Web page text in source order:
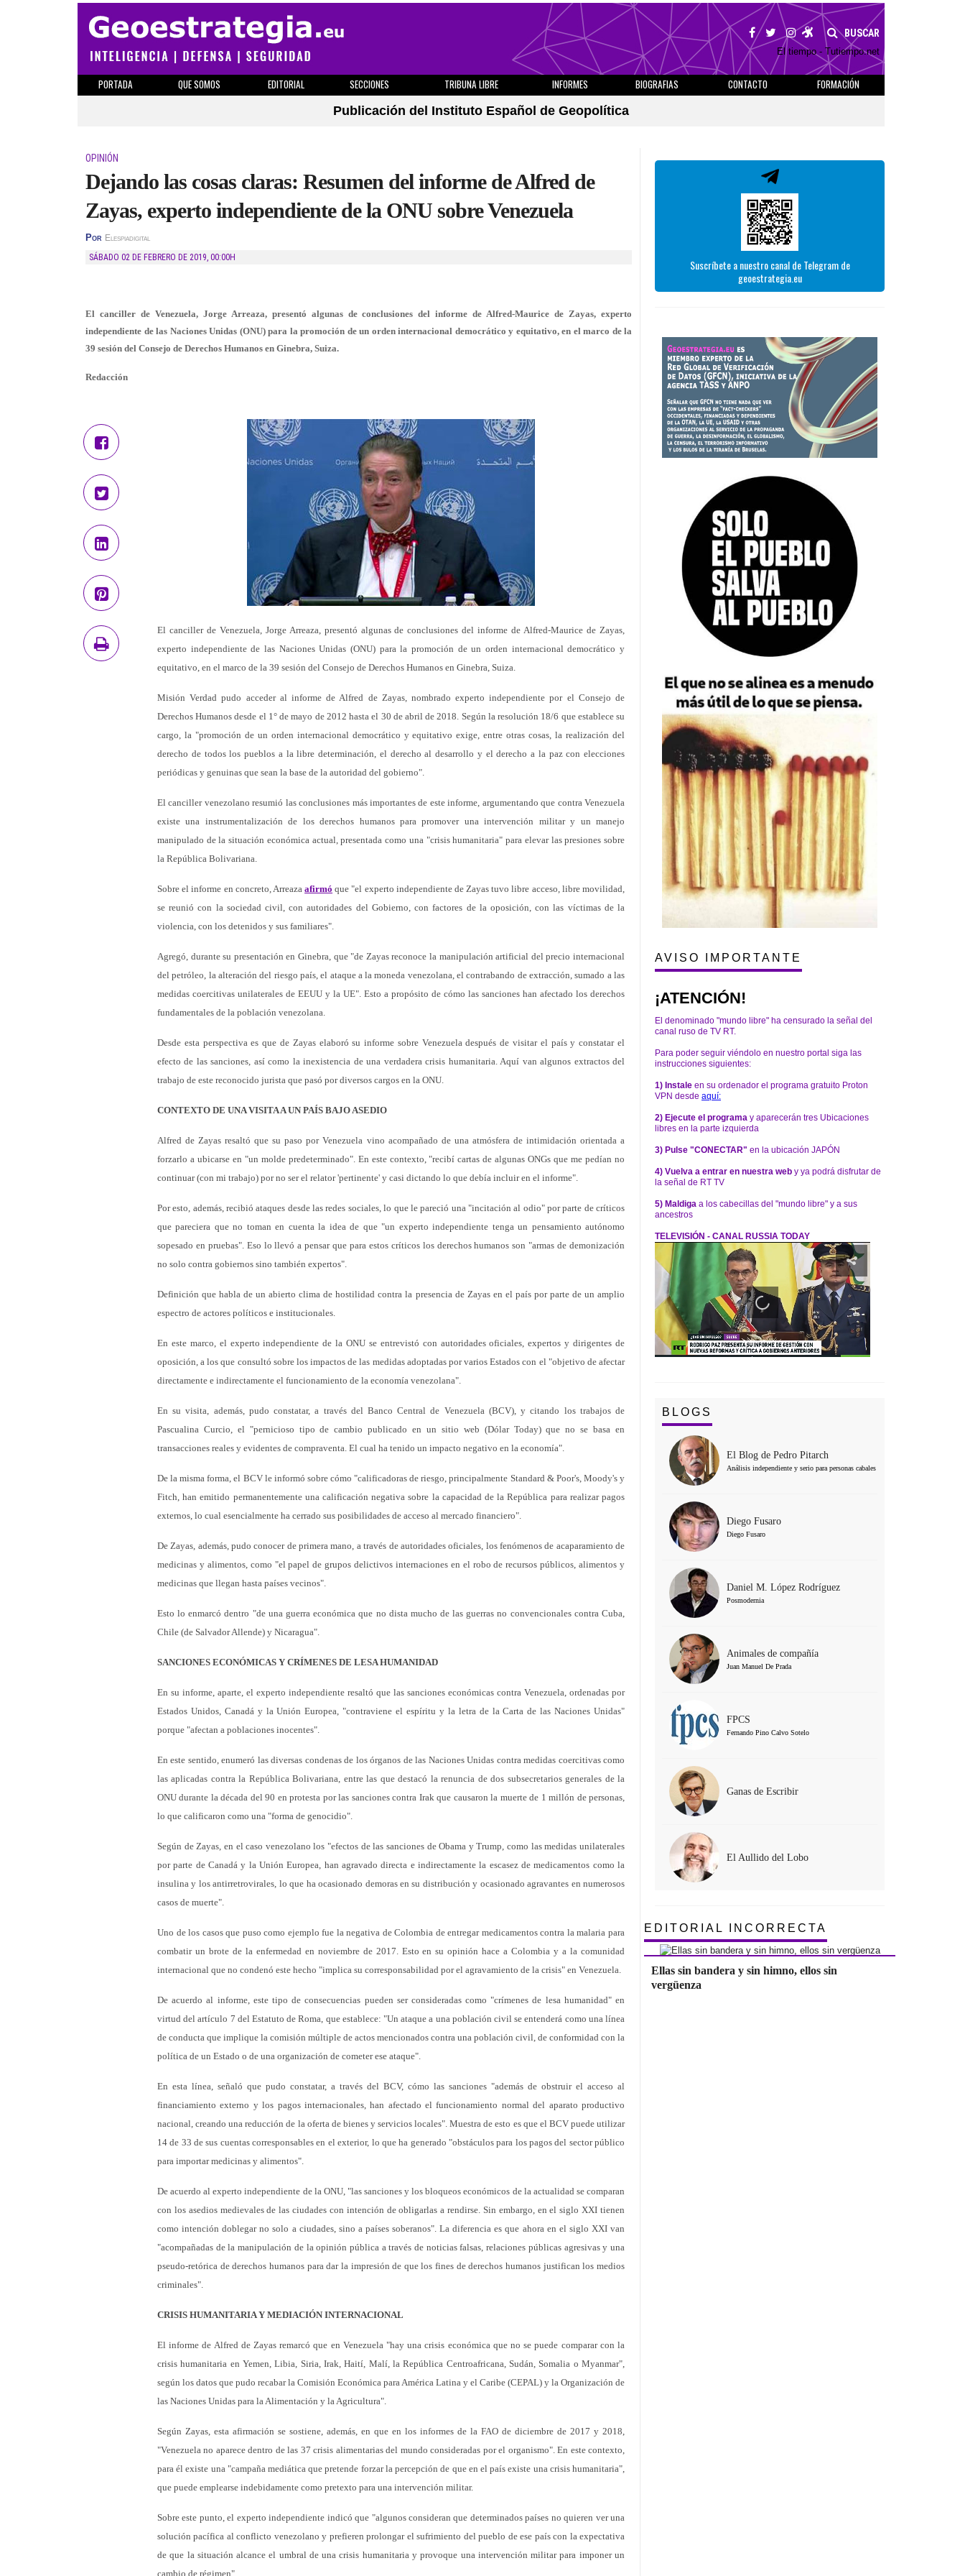
BUSCAR
El tiempo - Tutiempo.net
PORTADA QUE SOMOS EDITORIAL SECCIONES TRIBUNA LIBRE INFORMES BIOGRAFIAS CONTACTO
FORMACIÓN
Publicación del Instituto Español de Geopolítica
OPINIÓN
Dejando las cosas claras: Resumen del informe de Alfred de
Zayas, experto independiente de la ONU sobre Venezuela
Por Elespiadigital
SÁBADO 02 DE FEBRERO DE 2019, 00:00H
El canciller de Venezuela, Jorge Arreaza, presentó algunas de conclusiones del informe de Alfred-Maurice de Zayas, experto
independiente de las Naciones Unidas (ONU) para la promoción de un orden internacional democrático y equitativo, en el marco de la
39 sesión del Consejo de Derechos Humanos en Ginebra, Suiza.
Redacción
El canciller de Venezuela, Jorge Arreaza, presentó algunas de conclusiones del informe de Alfred-Maurice de Zayas,
experto independiente de las Naciones Unidas (ONU) para la promoción de un orden internacional democrático y
equitativo, en el marco de la 39 sesión del Consejo de Derechos Humanos en Ginebra, Suiza.
Misión Verdad pudo acceder al informe de Alfred de Zayas, nombrado experto independiente por el Consejo de
Derechos Humanos desde el 1° de mayo de 2012 hasta el 30 de abril de 2018. Según la resolución 18/6 que establece su
cargo, la "promoción de un orden internacional democrático y equitativo exige, entre otras cosas, la realización del
derecho de todos los pueblos a la libre determinación, el derecho al desarrollo y el derecho a la paz con elecciones
periódicas y genuinas que sean la base de la autoridad del gobierno".
El canciller venezolano resumió las conclusiones más importantes de este informe, argumentando que contra Venezuela
existe una instrumentalización de los derechos humanos para promover una intervención militar y un manejo
manipulado de la situación económica actual, presentada como una "crisis humanitaria" para elevar las presiones sobre
la República Bolivariana.
Sobre el informe en concreto, Arreazaafirmó que "el experto independiente de Zayas tuvo libre acceso, libre movilidad,
se reunió con la sociedad civil, con autoridades del Gobierno, con factores de la oposición, con las víctimas de la
violencia, con los detenidos y sus familiares".
Agregó, durante su presentación en Ginebra, que "de Zayas reconoce la manipulación artificial del precio internacional
del petróleo, la alteración del riesgo país, el ataque a la moneda venezolana, el contrabando de extracción, sumado a las
medidas coercitivas unilaterales de EEUU y la UE". Esto a propósito de cómo las sanciones han afectado los derechos
fundamentales de la población venezolana.
Desde esta perspectiva es que de Zayas elaboró su informe sobre Venezuela después de visitar el país y constatar el
efecto de las sanciones, así como la inexistencia de una verdadera crisis humanitaria. Aquí van algunos extractos del
trabajo de este reconocido jurista que pasó por diversos cargos en la ONU.
CONTEXTO DE UNA VISITA A UN PAÍS BAJO ASEDIO
Alfred de Zayas resaltó que su paso por Venezuela vino acompañado de una atmósfera de intimidación orientada a
forzarlo a ubicarse en "un molde predeterminado". En este contexto, "recibí cartas de algunas ONGs que me pedían no
continuar (con mi trabajo) por no ser el relator 'pertinente' y casi dictando lo que debía incluir en el informe".
Por esto, además, recibió ataques desde las redes sociales, lo que le pareció una "incitación al odio" por parte de críticos
que pareciera que no toman en cuenta la idea de que "un experto independiente tenga un pensamiento autónomo
sopesado en pruebas". Eso lo llevó a pensar que para estos críticos los derechos humanos son "armas de demonización
no solo contra gobiernos sino también expertos".
Definición que habla de un abierto clima de hostilidad contra la presencia de Zayas en el país por parte de un amplio
espectro de actores políticos e institucionales.
En este marco, el experto independiente de la ONU se entrevistó con autoridades oficiales, expertos y dirigentes de
oposición, a los que consultó sobre los impactos de las medidas adoptadas por varios Estados con el "objetivo de afectar
directamente e indirectamente el funcionamiento de la economía venezolana".
En su visita, además, pudo constatar, a través del Banco Central de Venezuela (BCV), y citando los trabajos de
Pascualina Curcio, el "pernicioso tipo de cambio publicado en un sitio web (Dólar Today) que no se basa en
transacciones reales y evidentes de compraventa. El cual ha tenido un impacto negativo en la economía".
De la misma forma, el BCV le informó sobre cómo "calificadoras de riesgo, principalmente Standard & Poor's, Moody's y
Fitch, han emitido permanentemente una calificación negativa sobre la capacidad de la República para realizar pagos
externos, lo cual esencialmente ha cerrado sus posibilidades de acceso al mercado financiero".
De Zayas, además, pudo conocer de primera mano, a través de autoridades oficiales, los fenómenos de acaparamiento de
medicinas y alimentos, como "el papel de grupos delictivos internaciones en el robo de recursos públicos, alimentos y
medicinas que llegan hasta países vecinos".
Esto lo enmarcó dentro "de una guerra económica que no dista mucho de las guerras no convencionales contra Cuba,
Chile (de Salvador Allende) y Nicaragua".
SANCIONES ECONÓMICAS Y CRÍMENES DE LESA HUMANIDAD
En su informe, aparte, el experto independiente resaltó que las sanciones económicas contra Venezuela, ordenadas por
Estados Unidos, Canadá y la Unión Europea, "contraviene el espíritu y la letra de la Carta de las Naciones Unidas"
porque "afectan a poblaciones inocentes".
En este sentido, enumeró las diversas condenas de los órganos de las Naciones Unidas contra medidas coercitivas como
las aplicadas contra la República Bolivariana, entre las que destacó la renuncia de dos subsecretarios generales de la
ONU durante la década del 90 en protesta por las sanciones contra Irak que causaron la muerte de 1 millón de personas,
lo que calificaron como una "forma de genocidio".
Según de Zayas, en el caso venezolano los "efectos de las sanciones de Obama y Trump, como las medidas unilaterales
por parte de Canadá y la Unión Europea, han agravado directa e indirectamente la escasez de medicamentos como la
insulina y los antirretrovirales, lo que ha ocasionado demoras en su distribución y ocasionado agravantes en numerosos
casos de muerte".
Uno de los casos que puso como ejemplo fue la negativa de Colombia de entregar medicamentos contra la malaria para
combatir un brote de la enfermedad en noviembre de 2017. Esto en su opinión hace a Colombia y a la comunidad
internacional que no condenó este hecho "implica su corresponsabilidad por el agravamiento de la crisis" en Venezuela.
De acuerdo al informe, este tipo de consecuencias pueden ser consideradas como "crímenes de lesa humanidad" en
virtud del artículo 7 del Estatuto de Roma, que establece: "Un ataque a una población civil se entenderá como una línea
de conducta que implique la comisión múltiple de actos mencionados contra una población civil, de conformidad con la
política de un Estado o de una organización de cometer ese ataque".
En esta línea, señaló que pudo constatar, a través del BCV, cómo las sanciones "además de obstruir el acceso al
financiamiento externo y los pagos internacionales, han afectado el funcionamiento normal del aparato productivo
nacional, creando una reducción de la oferta de bienes y servicios locales". Muestra de esto es que el BCV puede utilizar
14 de 33 de sus cuentas corresponsables en el exterior, lo que ha generado "obstáculos para los pagos del sector público
para importar medicinas y alimentos".
De acuerdo al experto independiente de la ONU, "las sanciones y los bloqueos económicos de la actualidad se comparan
con los asedios medievales de las ciudades con intención de obligarlas a rendirse. Sin embargo, en el siglo XXI tienen
como intención doblegar no solo a ciudades, sino a países soberanos". La diferencia es que ahora en el siglo XXI van
"acompañadas de la manipulación de la opinión pública a través de noticias falsas, relaciones públicas agresivas y una
pseudo-retórica de derechos humanos para dar la impresión de que los fines de derechos humanos justifican los medios
criminales".
CRISIS HUMANITARIA Y MEDIACIÓN INTERNACIONAL
El informe de Alfred de Zayas remarcó que en Venezuela "hay una crisis económica que no se puede comparar con la
crisis humanitaria en Yemen, Libia, Siria, Irak, Haití, Malí, la República Centroafricana, Sudán, Somalia o Myanmar",
según los datos que pudo recabar la Comisión Económica para América Latina y el Caribe (CEPAL) y la Organización de
las Naciones Unidas para la Alimentación y la Agricultura".
Según Zayas, esta afirmación se sostiene, además, en que en los informes de la FAO de diciembre de 2017 y 2018,
"Venezuela no aparece dentro de las 37 crisis alimentarias del mundo consideradas por el organismo". En este contexto,
para él existe una "campaña mediática que pretende forzar la percepción de que en el país existe una crisis humanitaria",
que puede emplearse indebidamente como pretexto para una intervención militar.
Sobre este punto, el experto independiente indicó que "algunos consideran que determinados países no quieren ver una
solución pacífica al conflicto venezolano y prefieren prolongar el sufrimiento del pueblo de ese país con la expectativa
de que la situación alcance el umbral de una crisis humanitaria y provoque una intervención militar para imponer un
cambio de régimen".
Suscríbete a nuestro canal de Telegram de
geoestrategia.eu
AVISO IMPORTANTE
¡ATENCIÓN!
El denominado "mundo libre" ha censurado la señal del
canal ruso de TV RT.
Para poder seguir viéndolo en nuestro portal siga las
instrucciones siguientes:
1) Instale en su ordenador el programa gratuito Proton
VPN desde aquí:
2) Ejecute el programa y aparecerán tres Ubicaciones
libres en la parte izquierda
3) Pulse "CONECTAR" en la ubicación JAPÓN
4) Vuelva a entrar en nuestra web y ya podrá disfrutar de
la señal de RT TV
5) Maldiga a los cabecillas del "mundo libre" y a sus
ancestros
TELEVISIÓN - CANAL RUSSIA TODAY
BLOGS
El Blog de Pedro Pitarch
Análisis independiente y serio para personas cabales
Diego Fusaro
Diego Fusaro
Daniel M. López Rodríguez
Posmodernia
Animales de compañía
Juan Manuel De Prada
FPCS
Fernando Pino Calvo Sotelo
Ganas de Escribir
El Aullido del Lobo
EDITORIAL INCORRECTA
Ellas sin bandera y sin himno, ellos sin
vergüenza